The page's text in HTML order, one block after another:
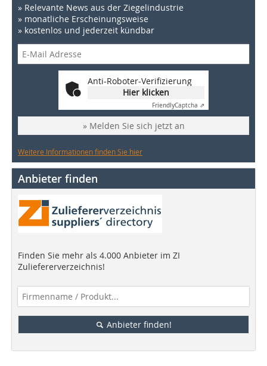
» Relevante News aus der Ziegelindustrie
» monatliche Erscheinungsweise
» kostenlos und jederzeit kündbar
Anti-Roboter-Verifizierung
Hier klicken
FriendlyCaptcha ⇗
» Melden Sie sich jetzt an
Weitere Informationen finden Sie hier
Anbieter finden
Finden Sie mehr als 4.000 Anbieter im ZI
Zuliefererverzeichnis!
Anbieter finden!